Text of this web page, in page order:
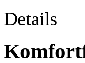
Details